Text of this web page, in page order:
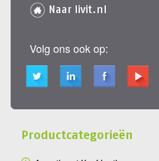
Naar livit.nl
Volg ons ook op:
Productcategorieën